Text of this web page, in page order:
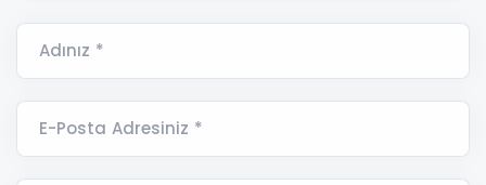
Adınız *
E-Posta Adresiniz *